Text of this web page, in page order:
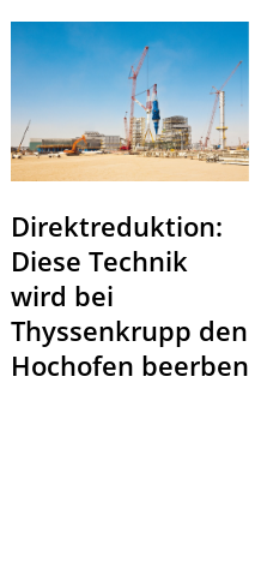
Direktreduktion:
Diese Technik
wird bei
Thyssenkrupp den
Hochofen beerben